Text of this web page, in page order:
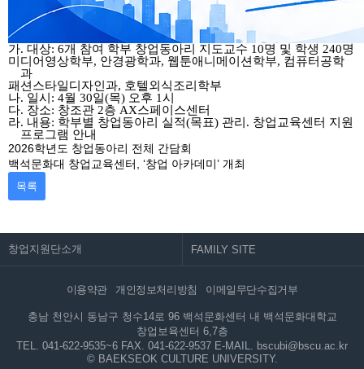
가. 대상: 6개 참여 학부 창업동아리 지도교수 10명 및 학생 240명
미디어영상학부, 안경광학과, 웹툰애니메이션학부, 컴퓨터공학
과
패션스타일디자인과, 호텔외식조리학부
나. 일시 : 4월 30일(목) 오후 1시
다. 장소: 창조관 2층 AX스페이스센터
라. 내용: 학부별 창업동아리 실적(목표) 관리 . 창업교육센터 지원
프로그램 안내
2026학년도 창업동아리 전체 간담회
백석문화대 창업교육센터, ‘창업 아카데미’ 개최
목록
창업지원단소개
이용약관 개인정보처리방침 이메일무단수집거부
충남 천안시 동남구 청수14로 96 백석문화센터 내 백석문화대학교
창업보육센터 6,7층
TEL. 041-622-9535~6 FAX. 041-622-9537 E-MAIL. bscubi@bscu.ac.kr
© BAEKSEOK CULTURE UNIVERSITY.